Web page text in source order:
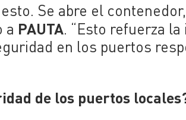
Se abre el
a PAUTA. “Esto refuerza
en los puertos
de los puertos